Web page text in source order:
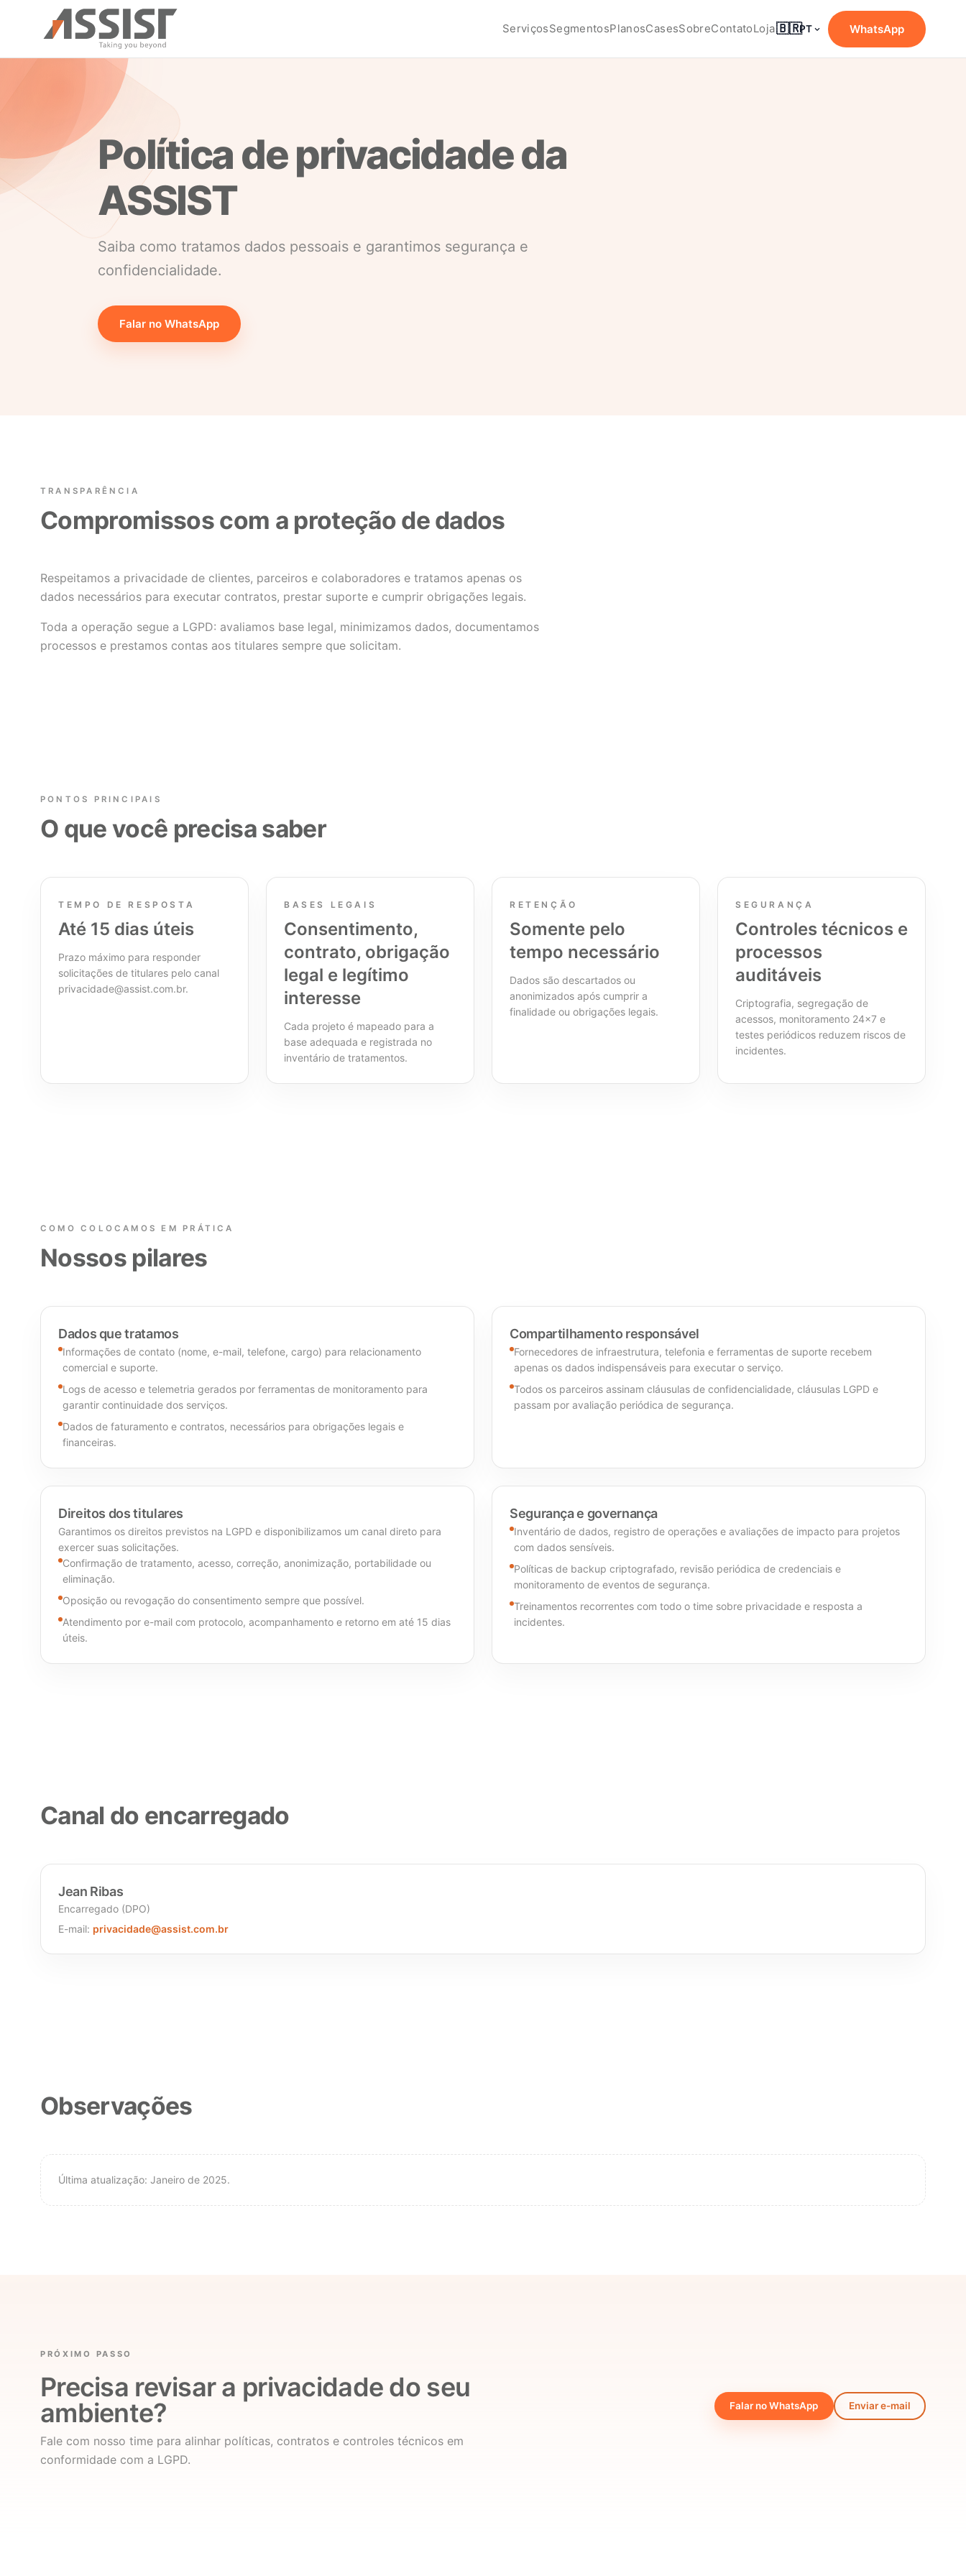
Ir direto para o conteúdo
ServiçosSegmentosPlanosCasesSobreContatoLoja🇧🇷PT WhatsApp
Política de privacidade da
ASSIST
Saiba como tratamos dados pessoais e garantimos segurança e
confidencialidade.
Falar no WhatsApp
TRANSPARÊNCIA
Compromissos com a proteção de dados
Respeitamos a privacidade de clientes, parceiros e colaboradores e tratamos apenas os
dados necessários para executar contratos, prestar suporte e cumprir obrigações legais.
Toda a operação segue a LGPD: avaliamos base legal, minimizamos dados, documentamos
processos e prestamos contas aos titulares sempre que solicitam.
PONTOS PRINCIPAIS
O que você precisa saber
TEMPO DE RESPOSTA
Até 15 dias úteis
Prazo máximo para responder
solicitações de titulares pelo canal
privacidade@assist.com.br.
BASES LEGAIS
Consentimento,
contrato, obrigação
legal e legítimo
interesse
Cada projeto é mapeado para a
base adequada e registrada no
inventário de tratamentos.
RETENÇÃO
Somente pelo
tempo necessário
Dados são descartados ou
anonimizados após cumprir a
finalidade ou obrigações legais.
SEGURANÇA
Controles técnicos e
processos
auditáveis
Criptografia, segregação de
acessos, monitoramento 24×7 e
testes periódicos reduzem riscos de
incidentes.
COMO COLOCAMOS EM PRÁTICA
Nossos pilares
Dados que tratamos
Informações de contato (nome, e-mail, telefone, cargo) para relacionamento
comercial e suporte.
Logs de acesso e telemetria gerados por ferramentas de monitoramento para
garantir continuidade dos serviços.
Dados de faturamento e contratos, necessários para obrigações legais e
financeiras.
Compartilhamento responsável
Fornecedores de infraestrutura, telefonia e ferramentas de suporte recebem
apenas os dados indispensáveis para executar o serviço.
Todos os parceiros assinam cláusulas de confidencialidade, cláusulas LGPD e
passam por avaliação periódica de segurança.
Direitos dos titulares
Garantimos os direitos previstos na LGPD e disponibilizamos um canal direto para
exercer suas solicitações.
Confirmação de tratamento, acesso, correção, anonimização, portabilidade ou
eliminação.
Oposição ou revogação do consentimento sempre que possível.
Atendimento por e-mail com protocolo, acompanhamento e retorno em até 15 dias
úteis.
Segurança e governança
Inventário de dados, registro de operações e avaliações de impacto para projetos
com dados sensíveis.
Políticas de backup criptografado, revisão periódica de credenciais e
monitoramento de eventos de segurança.
Treinamentos recorrentes com todo o time sobre privacidade e resposta a
incidentes.
Canal do encarregado
Jean Ribas
Encarregado (DPO)
E-mail: privacidade@assist.com.br
Observações
Última atualização: Janeiro de 2025.
PRÓXIMO PASSO
Precisa revisar a privacidade do seu
ambiente?
Fale com nosso time para alinhar políticas, contratos e controles técnicos em
conformidade com a LGPD.
Falar no WhatsApp Enviar e-mail